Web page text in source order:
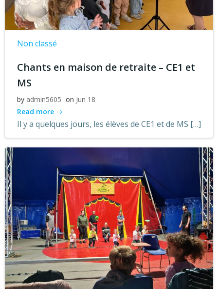
Non classé
Chants en maison de retraite – CE1 et
MS
by admin5605 on Jun 18
Read more
Il y a quelques jours, les élèves de CE1 et de MS […]